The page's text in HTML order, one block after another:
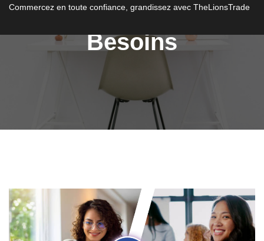
Commercez en toute confiance, grandissez avec TheLionsTrade
Adaptée à Vos
Besoins